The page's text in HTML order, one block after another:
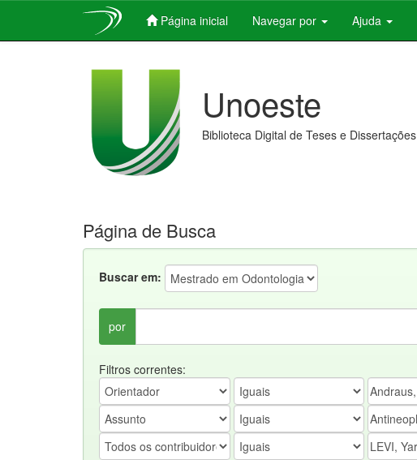
Página inicial Navegar por Ajuda
Unoeste
Biblioteca Digital de Teses e Dissertações
Página de Busca
Buscar em:
por
Filtros correntes: